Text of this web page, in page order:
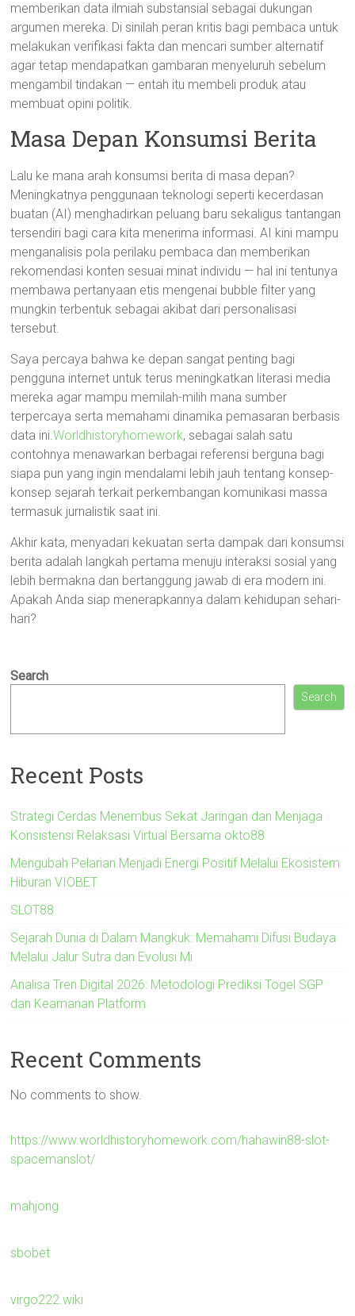
memberikan data ilmiah substansial sebagai dukungan
argumen mereka. Di sinilah peran kritis bagi pembaca untuk
melakukan verifikasi fakta dan mencari sumber alternatif
agar tetap mendapatkan gambaran menyeluruh sebelum
mengambil tindakan — entah itu membeli produk atau
membuat opini politik.
Masa Depan Konsumsi Berita
Lalu ke mana arah konsumsi berita di masa depan?
Meningkatnya penggunaan teknologi seperti kecerdasan
buatan (AI) menghadirkan peluang baru sekaligus tantangan
tersendiri bagi cara kita menerima informasi. AI kini mampu
menganalisis pola perilaku pembaca dan memberikan
rekomendasi konten sesuai minat individu — hal ini tentunya
membawa pertanyaan etis mengenai bubble filter yang
mungkin terbentuk sebagai akibat dari personalisasi
tersebut.
Saya percaya bahwa ke depan sangat penting bagi
pengguna internet untuk terus meningkatkan literasi media
mereka agar mampu memilah-milih mana sumber
terpercaya serta memahami dinamika pemasaran berbasis
data ini.Worldhistoryhomework, sebagai salah satu
contohnya menawarkan berbagai referensi berguna bagi
siapa pun yang ingin mendalami lebih jauh tentang konsep-
konsep sejarah terkait perkembangan komunikasi massa
termasuk jurnalistik saat ini.
Akhir kata, menyadari kekuatan serta dampak dari konsumsi
berita adalah langkah pertama menuju interaksi sosial yang
lebih bermakna dan bertanggung jawab di era modern ini.
Apakah Anda siap menerapkannya dalam kehidupan sehari-
hari?
Search
Search
Recent Posts
Strategi Cerdas Menembus Sekat Jaringan dan Menjaga
Konsistensi Relaksasi Virtual Bersama okto88
Mengubah Pelarian Menjadi Energi Positif Melalui Ekosistem
Hiburan VIOBET
SLOT88
Sejarah Dunia di Dalam Mangkuk: Memahami Difusi Budaya
Melalui Jalur Sutra dan Evolusi Mi
Analisa Tren Digital 2026: Metodologi Prediksi Togel SGP
dan Keamanan Platform
Recent Comments
No comments to show.
https://www.worldhistoryhomework.com/hahawin88-slot-
spacemanslot/
mahjong
sbobet
virgo222.wiki